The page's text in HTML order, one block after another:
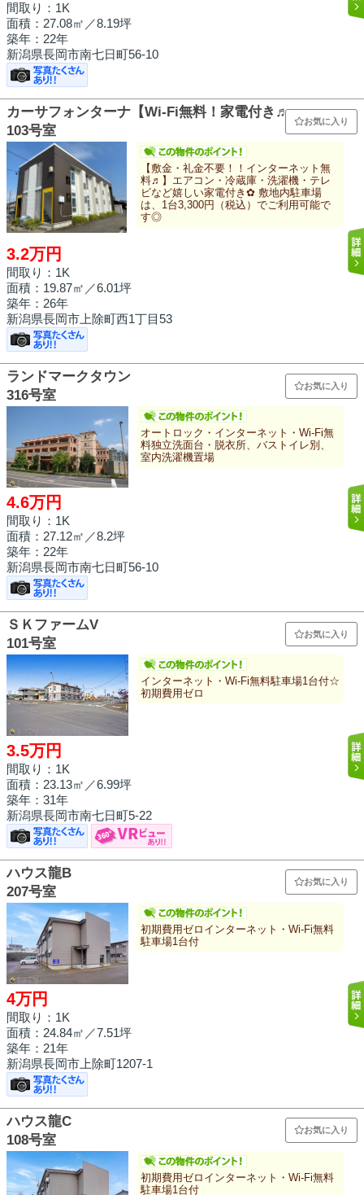
間取り：1K
面積： 27.08㎡ ／8.19坪
築年：22年
新潟県長岡市南七日町56-10
カーサフォンターナ【Wi-Fi無料！家電付き♬】
103号室
お気に入り
【敷金・礼金不要！！インターネット無
料♬】エアコン・冷蔵庫・洗濯機・テレ
ビなど嬉しい家電付き✿ 敷地内駐車場
は、1台3,300円（税込）でご利用可能で
す◎
3.2万円
間取り：1K
面積： 19.87㎡ ／6.01坪
築年：26年
新潟県長岡市上除町西1丁目53
ランドマークタウン
316号室
お気に入り
オートロック・インターネット・Wi-Fi無
料独立洗面台・脱衣所、バストイレ別、
室内洗濯機置場
4.6万円
間取り：1K
面積： 27.12㎡ ／8.2坪
築年：22年
新潟県長岡市南七日町56-10
ＳＫファームV
101号室
お気に入り
インターネット・Wi-Fi無料駐車場1台付☆
初期費用ゼロ
3.5万円
間取り：1K
面積： 23.13㎡ ／6.99坪
築年：31年
新潟県長岡市南七日町5-22
ハウス龍B
207号室
お気に入り
初期費用ゼロインターネット・Wi-Fi無料
駐車場1台付
4万円
間取り：1K
面積： 24.84㎡ ／7.51坪
築年：21年
新潟県長岡市上除町1207-1
ハウス龍C
108号室
お気に入り
初期費用ゼロインターネット・Wi-Fi無料
駐車場1台付